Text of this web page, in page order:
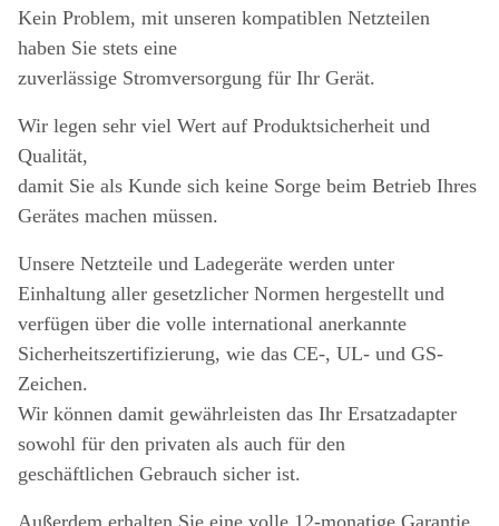
Kein Problem, mit unseren kompatiblen Netzteilen
haben Sie stets eine
zuverlässige Stromversorgung für Ihr Gerät.
Wir legen sehr viel Wert auf Produktsicherheit und
Qualität,
damit Sie als Kunde sich keine Sorge beim Betrieb Ihres
Gerätes machen müssen.
Unsere Netzteile und Ladegeräte werden unter
Einhaltung aller gesetzlicher Normen hergestellt und
verfügen über die volle international anerkannte
Sicherheitszertifizierung, wie das CE-, UL- und GS-
Zeichen.
Wir können damit gewährleisten das Ihr Ersatzadapter
sowohl für den privaten als auch für den
geschäftlichen Gebrauch sicher ist.
Außerdem erhalten Sie eine volle 12-monatige Garantie.